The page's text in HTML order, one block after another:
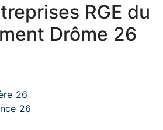
RGE du
Drôme 26
26
26